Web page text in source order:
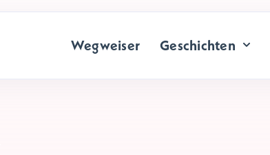
Wegweiser Geschichten